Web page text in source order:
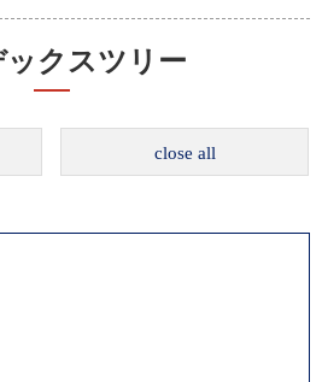
クスツリー
close all